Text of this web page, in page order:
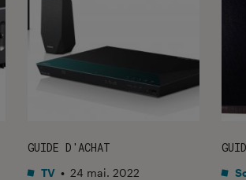
GUIDE D'ACHAT
TV • 24 mai. 2022